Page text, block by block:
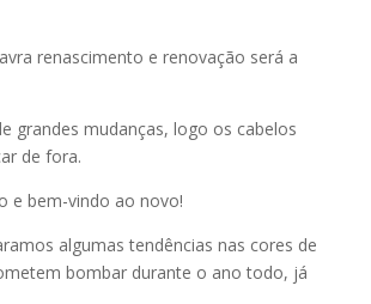
renascimento e renovação será a
grandes mudanças, logo os cabelos
de fora.
e bem-vindo ao novo!
algumas tendências nas cores de
bombar durante o ano todo, já